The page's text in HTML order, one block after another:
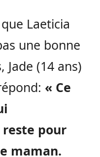
Laeticia
une bonne
Jade (14 ans)
« Ce
pour
maman.